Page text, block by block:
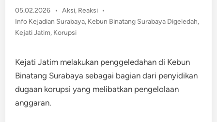
05.02.2026 • Posted
in
Aksi, Reaksi •
Info Kejadian Surabaya, Kebun Binatang Surabaya Digeledah,
Kejati Jatim, Korupsi
Kejati Jatim melakukan penggeledahan di Kebun
Binatang Surabaya sebagai bagian dari penyidikan
dugaan korupsi yang melibatkan pengelolaan
anggaran.